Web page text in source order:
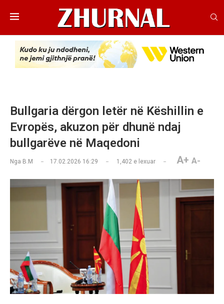
Bullgaria dërgon letër në Këshillin e
Evropës, akuzon për dhunë ndaj
bullgarëve në Maqedoni
Nga B.M 17.02.2026 16:29 1,402 e lexuar A+ A-